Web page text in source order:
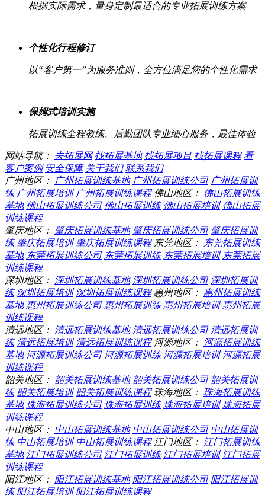
根据实际需求，量身定制最适合的专业拓展训练方案
个性化行程修订
以“客户第一”为服务准则，全方位满足您的个性化需求
保姆式培训实施
拓展训练全程教练、后勤团队专业细心服务，最佳体验
网站导航： 去拓展网 找拓展基地 找拓展项目 找拓展课程 看
客户案例 安全保障 关于我们 联系我们
广州地区：
广州拓展训练基地 广州拓展训练公司 广州拓展训
练 广州拓展培训 广州拓展训练课程 佛山地区： 佛山拓展训练
基地 佛山拓展训练公司 佛山拓展训练 佛山拓展培训 佛山拓展
训练课程
肇庆地区：
肇庆拓展训练基地 肇庆拓展训练公司 肇庆拓展训
练 肇庆拓展培训 肇庆拓展训练课程 东莞地区：
东莞拓展训练
基地 东莞拓展训练公司 东莞拓展训练 东莞拓展培训 东莞拓展
训练课程
深圳地区：
深圳拓展训练基地 深圳拓展训练公司 深圳拓展训
练 深圳拓展培训 深圳拓展训练课程 惠州地区： 惠州拓展训练
基地 惠州拓展训练公司 惠州拓展训练 惠州拓展培训 惠州拓展
训练课程
清远地区：
清远拓展训练基地 清远拓展训练公司 清远拓展训
练 清远拓展培训 清远拓展训练课程 河源地区：
河源拓展训练
基地 河源拓展训练公司 河源拓展训练 河源拓展培训 河源拓展
训练课程
韶关地区： 韶关拓展训练基地 韶关拓展训练公司 韶关拓展训
练 韶关拓展培训 韶关拓展训练课程 珠海地区： 珠海拓展训练
基地 珠海拓展训练公司 珠海拓展训练 珠海拓展培训 珠海拓展
训练课程
中山地区： 中山拓展训练基地 中山拓展训练公司 中山拓展训
练 中山拓展培训 中山拓展训练课程 江门地区：
江门拓展训练
基地 江门拓展训练公司 江门拓展训练 江门拓展培训 江门拓展
训练课程
阳江地区： 阳江拓展训练基地 阳江拓展训练公司 阳江拓展训
练 阳江拓展培训 阳江拓展训练课程